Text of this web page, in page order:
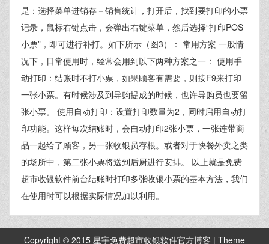
是：选择菜单进销存－销售统计，打开后，找到要打印的小票
记录，鼠标右键点击，会弹出右键菜单，然后选择“打印POS
小票”，即可进行补打。如下所示（图3）： 常用方案 一般情
况下，日常使用时，经常会用到以下两种方案之一： 使用手
动打印：结账时不打小票，如果顾客有需要，则按F9来打印
一张小票。有时候涉及到导购提成的时候，也许导购员也要留
张小票。 使用自动打印：设置打印数量为2，同时启用自动打
印功能。这样每次结账时，会自动打印2张小票，一张连带商
品一起给了顾客，另一张收银员存根。或者对于快餐外卖之类
的场所中，第二张小票将送到后厨进行安排。 以上就是免费
超市收银软件前台结账时打印多张收银小票的基本方法，我们
在使用时可以根据实际情况加以利用。
Copyright © 2015 星宇免费超市收银软件官方博客 | Theme